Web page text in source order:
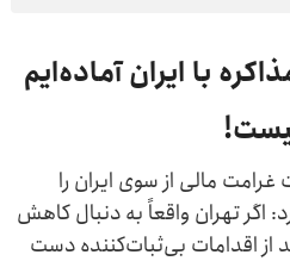
با ایران آماده‌ایم
مالی از سوی ایران را
تهران واقعاً به دنبال کاهش
از اقدامات بی‌ثبات‌کننده دست